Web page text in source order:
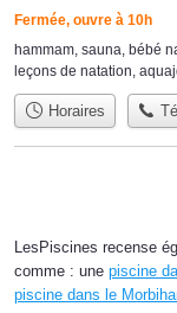
Fermée, ouvre à 10h
hammam, sauna, bébé
leçons de natation,
Horaires
LesPiscines recense
comme : une piscine
piscine dans le